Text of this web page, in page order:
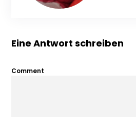
Eine Antwort schreiben
Comment